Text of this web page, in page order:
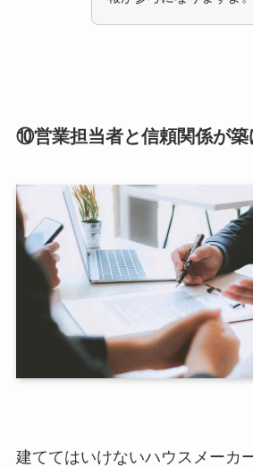
⑩営業担当者と信頼関係が築
建ててはいけないハウスメーカ